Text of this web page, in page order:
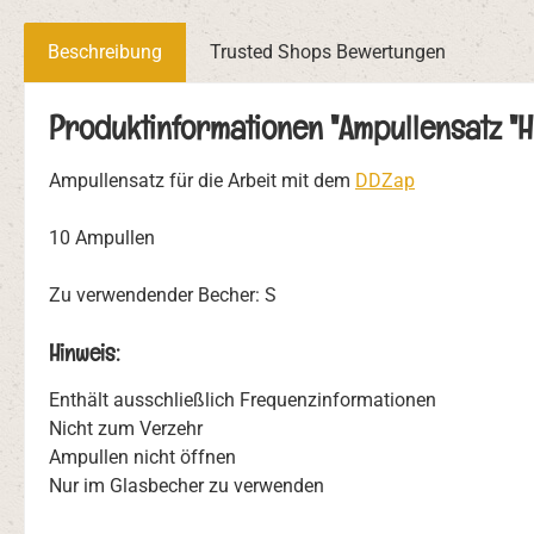
Beschreibung Trusted Shops Bewertungen
Produktinformationen "Ampullensatz
Ampullensatz für die Arbeit mit dem DDZap
10 Ampullen
Zu verwendender Becher: S
Hinweis:
Enthält ausschließlich Frequenzinformationen
Nicht zum Verzehr
Ampullen nicht öffnen
Nur im Glasbecher zu verwenden